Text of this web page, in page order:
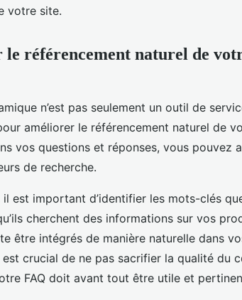
votre site.
le référencement naturel de
n’est pas seulement un outil de
améliorer le référencement naturel de
vos questions et réponses, vous pouvez
de recherche.
il est important d’identifier les mots-clés
cherchent des informations sur vos
être intégrés de manière naturelle dans
est crucial de ne pas sacrifier la qualité du
FAQ doit avant tout être utile et